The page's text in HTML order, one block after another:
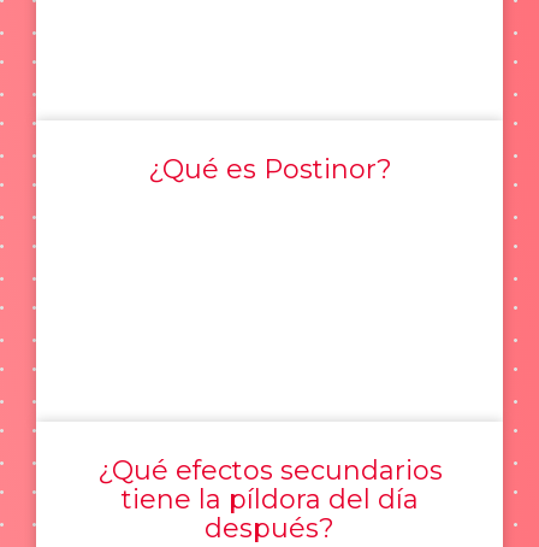
¿Qué es Postinor?
¿Qué efectos secundarios
tiene la píldora del día
después?